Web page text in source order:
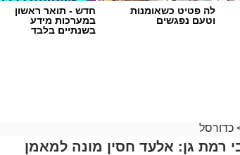
לה פטיט כשאומנות
וטעם נפגשים
חדש - תואר ראשון
במערכות מידע
בשנתיים בלבד
כדורסל
רמת גן: אלעד חסין מונה למאמן